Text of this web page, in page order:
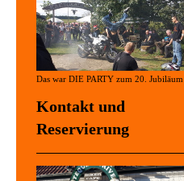
Das war DIE PARTY zum 20. Jubiläum
Kontakt und
Reservierung